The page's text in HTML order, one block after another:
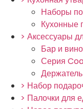
Наборы
Кухонные
> Аксессуары
Бар и вино
Серия
> Набор
> Палочки для